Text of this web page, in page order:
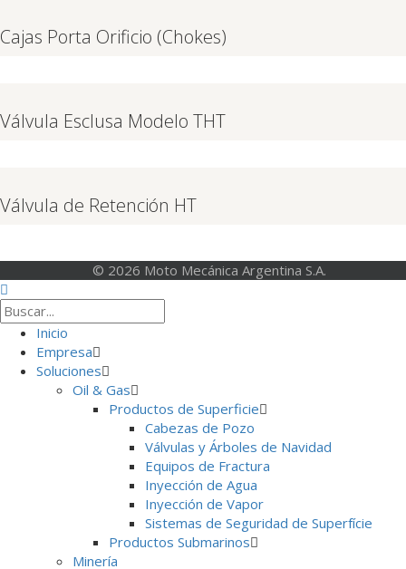
Cajas Porta Orificio (Chokes)
Válvula Esclusa Modelo THT
Válvula de Retención HT
© 2026 Moto Mecánica Argentina S.A.
Inicio
Empresa
Soluciones
Oil & Gas
Productos de Superficie
Cabezas de Pozo
Válvulas y Árboles de Navidad
Equipos de Fractura
Inyección de Agua
Inyección de Vapor
Sistemas de Seguridad de Superfície
Productos Submarinos
Minería